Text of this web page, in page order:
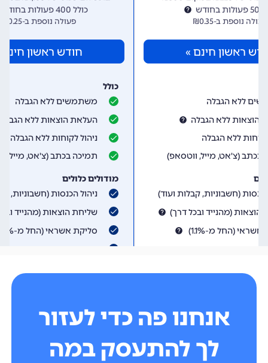
אנחנו פה כדי לעזור
לך להתעסק במה